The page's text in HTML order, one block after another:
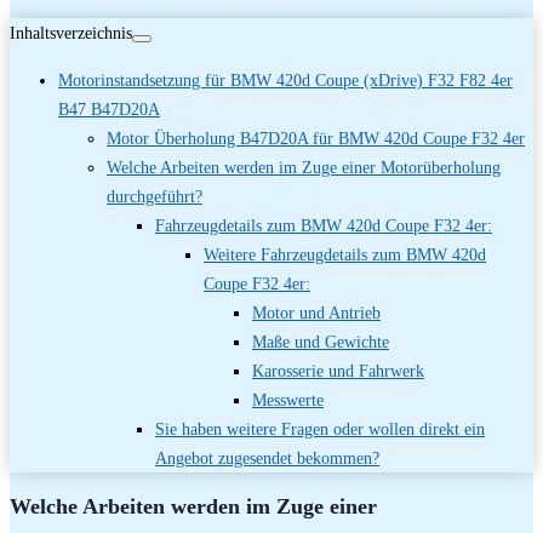
Inhaltsverzeichnis
Motorinstandsetzung für BMW 420d Coupe (xDrive) F32 F82 4er
B47 B47D20A
Motor Überholung B47D20A für BMW 420d Coupe F32 4er
Welche Arbeiten werden im Zuge einer Motorüberholung
durchgeführt?
Fahrzeugdetails zum BMW 420d Coupe F32 4er:
Weitere Fahrzeugdetails zum BMW 420d
Coupe F32 4er:
Motor und Antrieb
Maße und Gewichte
Karosserie und Fahrwerk
Messwerte
Sie haben weitere Fragen oder wollen direkt ein
Angebot zugesendet bekommen?
Welche Arbeiten werden im Zuge einer